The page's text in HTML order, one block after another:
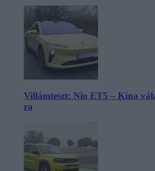
Villámteszt: Nio ET5 – Kína
ra